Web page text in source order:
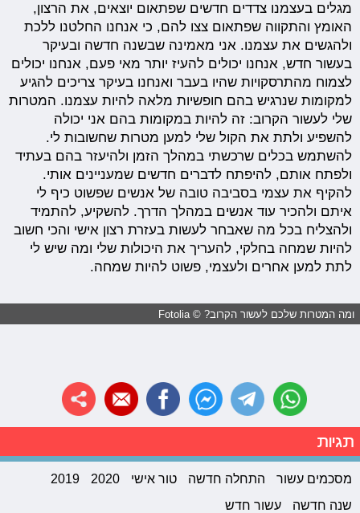
מגלים בעצמנו צדדים חדשים שפתאום יוצאים, את הרצון,
האומץ והתקווה שפתאום צצו להם, כי אנחנו החלטנו ללכת
ולהגשים את עצמנו. אני מאמינה שבשנה חדשה ובעיקר
בעשור חדש, אנחנו יכולים להעיז יותר מאי פעם, אנחנו יכולים
לצמוח מהתרסקויות שהיו בעבר ואנחנו בעיקר צריכים להגיע
למקומות שנרגיש בהם חופשיות מלאה להיות עצמנו. המטרות
שלי לעשור הקרוב: זה להיות במקומות בהם אני יכולה
להשפיע ולתת את הקול שלי למען מטרות שחשובות לי.
להשתמש בכלים שרכשתי במהלך הזמן ולהיעזר בהם בעתיד
ולפתח אותם, להיפתח לדברים חדשים שמעניינים אותי.
להקיף את עצמי בסביבה טובה של אנשים שפשוט כיף לי
איתם ולהכיר עוד אנשים במהלך הדרך. להשקיע, להתמיד
ולהצליח בכל מה שאבחר לעשות בעזרת רצון אישי והכי חשוב
להיות שמחה בחלקי, להעריך את היכולות שלי ומה שיש לי
לתת למען אחרים ולעצמי, פשוט להיות שמחה.
ומה המטרות שלכם לעשור הקרוב? © Fotolia
תגיות
מסכמים עשור התחלה חדשה טור אישי 2020
2019
שנה חדשה
עשור חדש